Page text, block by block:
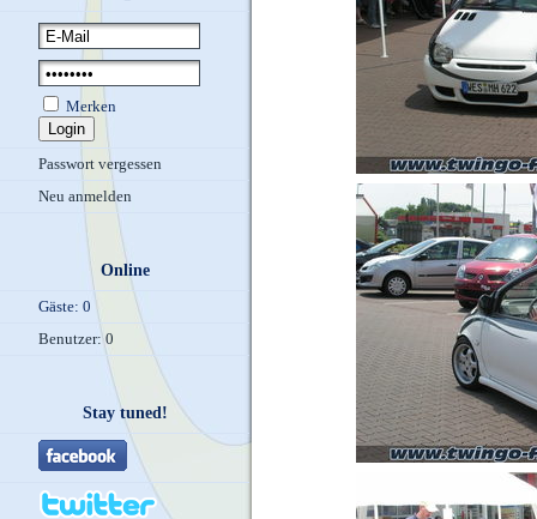
Merken
Passwort vergessen
Neu anmelden
Online
Gäste: 0
Benutzer: 0
Stay tuned!